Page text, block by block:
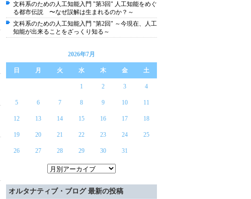
文科系のための人工知能入門 "第3回" 人工知能をめぐ
る都市伝説 〜なぜ誤解は生まれるのか？～
文科系のための人工知能入門 "第2回" ～今現在、人工
知能が出来ることをざっくり知る～
2026年7月
日 月 火 水 木 金 土
1 2 3 4
5 6 7 8 9 10 11
12 13 14 15 16 17 18
19 20 21 22 23 24 25
26 27 28 29 30 31
オルタナティブ・ブログ 最新の投稿